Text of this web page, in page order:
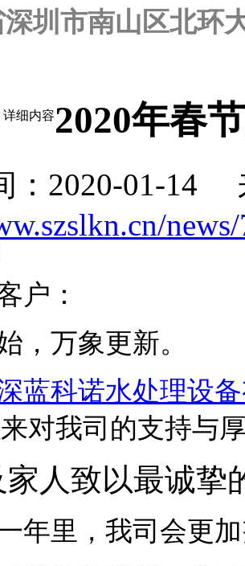
深圳市南山区北环
详细内容2020年春
：2020-01-14
户：
，万象更新。
蓝科诺水处理设
对我司的支持与
家人致以最诚挚
年里，我司会更